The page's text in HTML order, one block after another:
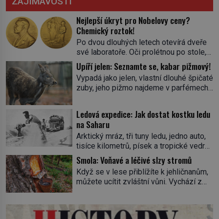
Nejlepší úkryt pro Nobelovy ceny?
Chemický roztok!
Po dvou dlouhých letech otevírá dveře
své laboratoře. Oči prolétnou po stole,
aby pak ulpěly na regálu, kde se nachází
všemožné látky. Hledá žluto-oranžovou
tekutinu, jakmile ji zahlédne, nesmírně
se mu uleví. Teď může svůj plán
skrývá směs s názvem lučavka
královská. Svůj přídomek nemá pro nic
za nic, […]
Upíří jelen: Seznamte se, kabar pižmový!
Vypadá jako jelen, vlastní dlouhé špičaté
zuby, jeho pižmo najdeme v parfémech
jediného zástupce zvířecí říše – kabara
pižmového. V Evropě ho jako první
popíše švédský botanik Carl Linné
(1707–1778), jenže v Asii o něm ví už
celá staletí. Zvíře připomíná jelena,
v kohoutku dosahuje […]
Ledová expedice: Jak dostat kostku ledu
na Saharu
Arktický mráz, tři tuny ledu, jedno auto,
tisíce kilometrů, písek a tropické vedro.
To je ve zkratce zdánlivě nesplnitelná
výzva, která se promění v úžasné
dobrodružství a důkaz, že nic není
nemožné. Vše začíná na podzim 1958
neobvyklou výzvou. Tomu, kdo dokáže
dopravit ze severního polárního kruhu
Smola: Voňavé a léčivé slzy stromů
Když se v lese přiblížíte k jehličnanům,
můžete ucítit zvláštní vůni. Vychází z
právě v ní je síla stromu. Smola také